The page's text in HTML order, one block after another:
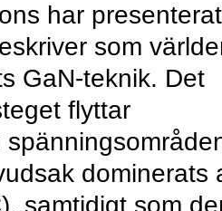
har presenterat
som
GaN-teknik. Det
flyttar
dominerats